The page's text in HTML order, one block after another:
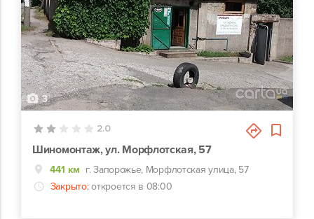
3
2.0
Шиномонтаж, ул. Морфлотская, 57
441 км г. Запорожье, Морфлотская улица, 57
Закрыто: откроется в 08:00